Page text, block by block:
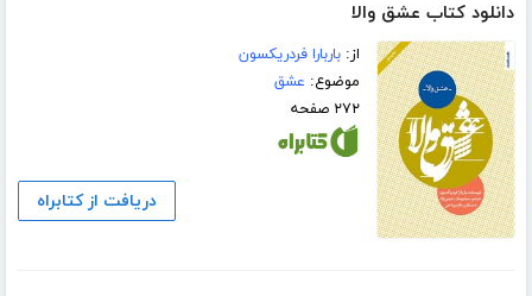
دانلود کتاب عشق والا
از:باربارا فردریکسون
موضوع: عشق
۲۷۲ صفحه
دریافت از کتابراه